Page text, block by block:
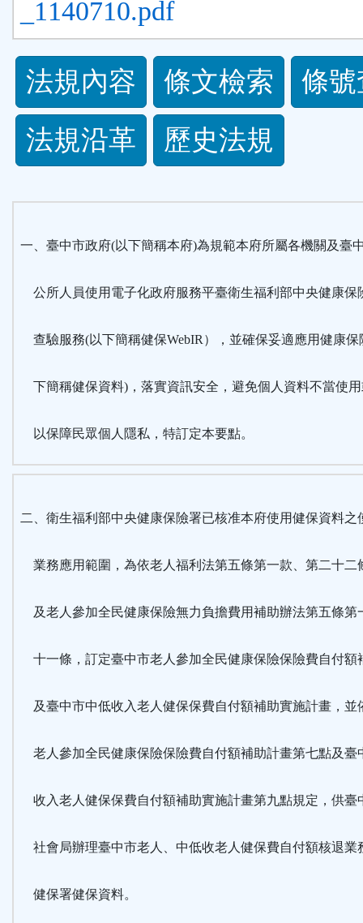
_1140710.pdf
法
規
功
能
法規內容 條文檢索
條
法規沿革
歷史法規
一、臺中市政府(以下簡稱本府)為規範本府所屬各機關及臺
公所人員使用電子化政府服務平臺衛生福利部中央健康保
查驗服務(以下簡稱健保WebIR），並確保妥適應用健康保
下簡稱健保資料)，落實資訊安全，避免個人資料不當使
以保障民眾個人隱私，特訂定本要點。
二、衛生福利部中央健康保險署已核准本府使用健保資料之
業務應用範圍，為依老人福利法第五條第一款、第二十二
及老人參加全民健康保險無力負擔費用補助辦法第五條第
十一條，訂定臺中市老人參加全民健康保險保險費自付額
及臺中市中低收入老人健保保費自付額補助實施計畫，並
老人參加全民健康保險保險費自付額補助計畫第七點及臺
收入老人健保保費自付額補助實施計畫第九點規定，供臺
社會局辦理臺中市老人、中低收老人健保費自付額核退業
健保署健保資料。